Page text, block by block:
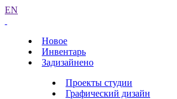
EN
Новое
Инвентарь
Задизайнено
Проекты студии
Графический дизайн